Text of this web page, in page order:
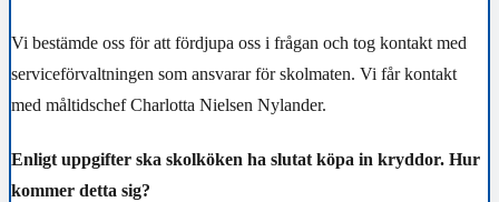
Vi bestämde oss för att fördjupa oss i frågan och tog kontakt med
serviceförvaltningen som ansvarar för skolmaten. Vi får kontakt
med måltidschefCharlotta Nielsen Nylander.
Enligt uppgifter ska skolköken ha slutat köpa in kryddor. Hur
kommer detta sig?